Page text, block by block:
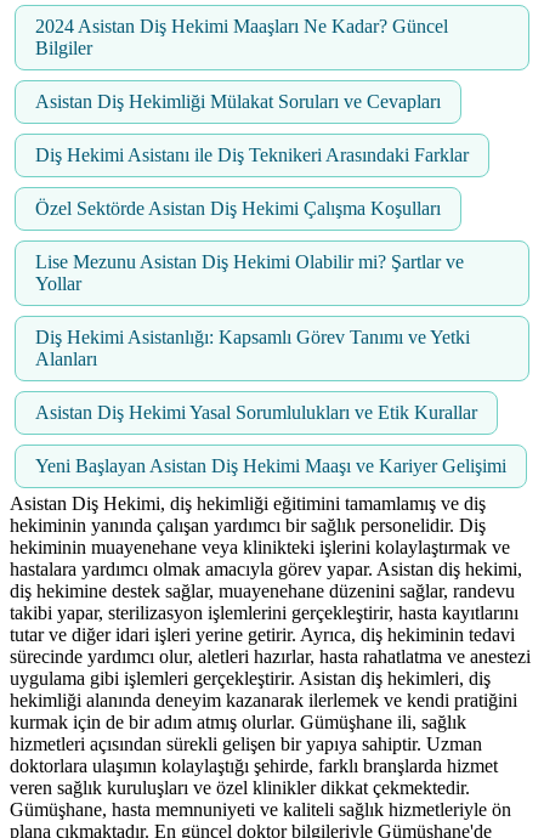
2024 Asistan Diş Hekimi Maaşları Ne Kadar? Güncel
Bilgiler
Asistan Diş Hekimliği Mülakat Soruları ve Cevapları
Diş Hekimi Asistanı ile Diş Teknikeri Arasındaki Farklar
Özel Sektörde Asistan Diş Hekimi Çalışma Koşulları
Lise Mezunu Asistan Diş Hekimi Olabilir mi? Şartlar ve
Yollar
Diş Hekimi Asistanlığı: Kapsamlı Görev Tanımı ve Yetki
Alanları
Asistan Diş Hekimi Yasal Sorumlulukları ve Etik Kurallar
Yeni Başlayan Asistan Diş Hekimi Maaşı ve Kariyer Gelişimi
Asistan Diş Hekimi, diş hekimliği eğitimini tamamlamış ve diş
hekiminin yanında çalışan yardımcı bir sağlık personelidir. Diş
hekiminin muayenehane veya klinikteki işlerini kolaylaştırmak ve
hastalara yardımcı olmak amacıyla görev yapar. Asistan diş hekimi,
diş hekimine destek sağlar, muayenehane düzenini sağlar, randevu
takibi yapar, sterilizasyon işlemlerini gerçekleştirir, hasta kayıtlarını
tutar ve diğer idari işleri yerine getirir. Ayrıca, diş hekiminin tedavi
sürecinde yardımcı olur, aletleri hazırlar, hasta rahatlatma ve anestezi
uygulama gibi işlemleri gerçekleştirir. Asistan diş hekimleri, diş
hekimliği alanında deneyim kazanarak ilerlemek ve kendi pratiğini
kurmak için de bir adım atmış olurlar. Gümüşhane ili, sağlık
hizmetleri açısından sürekli gelişen bir yapıya sahiptir. Uzman
doktorlara ulaşımın kolaylaştığı şehirde, farklı branşlarda hizmet
veren sağlık kuruluşları ve özel klinikler dikkat çekmektedir.
Gümüşhane, hasta memnuniyeti ve kaliteli sağlık hizmetleriyle ön
plana çıkmaktadır. En güncel doktor bilgileriyle Gümüşhane'de